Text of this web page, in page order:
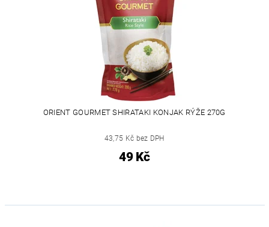
ORIENT GOURMET SHIRATAKI KONJAK RÝŽE 270G
43,75 Kč bez DPH
49 Kč